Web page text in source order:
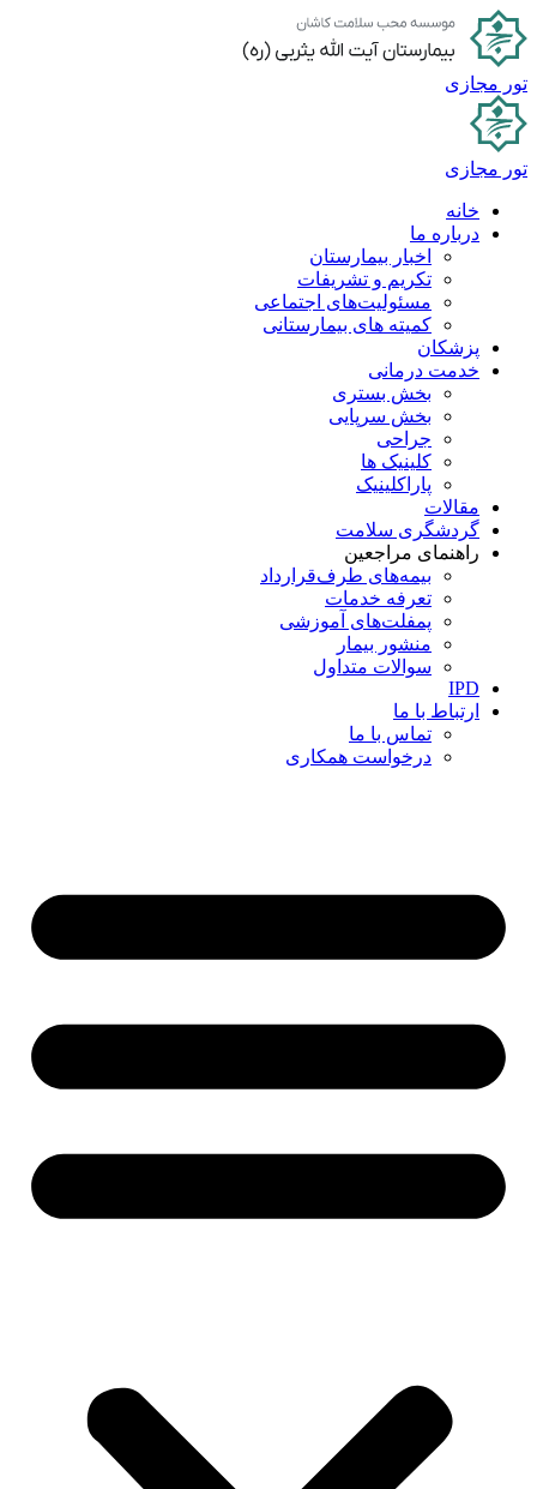
پرش
به
محتوا
تور مجازی
تور مجازی
خانه
درباره ما
اخبار بیمارستان
تکریم و تشریفات
مسئولیت‌های اجتماعی
کمیته های بیمارستانی
پزشکان
خدمت درمانی
بخش بستری
بخش سرپایی
جراحی
کلینیک ها
پاراکلینیک
مقالات
گردشگری سلامت
راهنمای مراجعین
بیمه‌های طرف‌قرارداد
تعرفه خدمات
پمفلت‌های آموزشی
منشور بیمار
سوالات متداول
IPD
ارتباط با ما
تماس با ما
درخواست همکاری